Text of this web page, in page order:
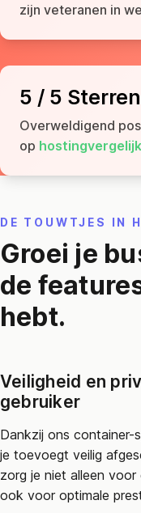
zijn veteranen in
5 / 5 Sterren
Overweldigend
op
DE TOUWTJES IN
Groei je
de
hebt.
Veiligheid en
gebruiker
Dankzij ons container-
je toevoegt veilig
zorg je niet alleen
ook voor optimale